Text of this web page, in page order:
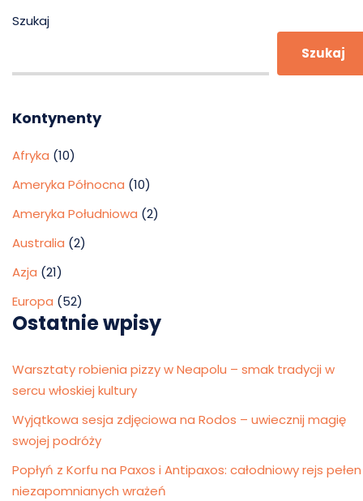
Szukaj
Szukaj
Kontynenty
Afryka (10)
Ameryka Północna (10)
Ameryka Południowa (2)
Australia (2)
Azja (21)
Europa (52)
Ostatnie wpisy
Warsztaty robienia pizzy w Neapolu – smak tradycji w
sercu włoskiej kultury
Wyjątkowa sesja zdjęciowa na Rodos – uwiecznij magię
swojej podróży
Popłyń z Korfu na Paxos i Antipaxos: całodniowy rejs pełen
niezapomnianych wrażeń